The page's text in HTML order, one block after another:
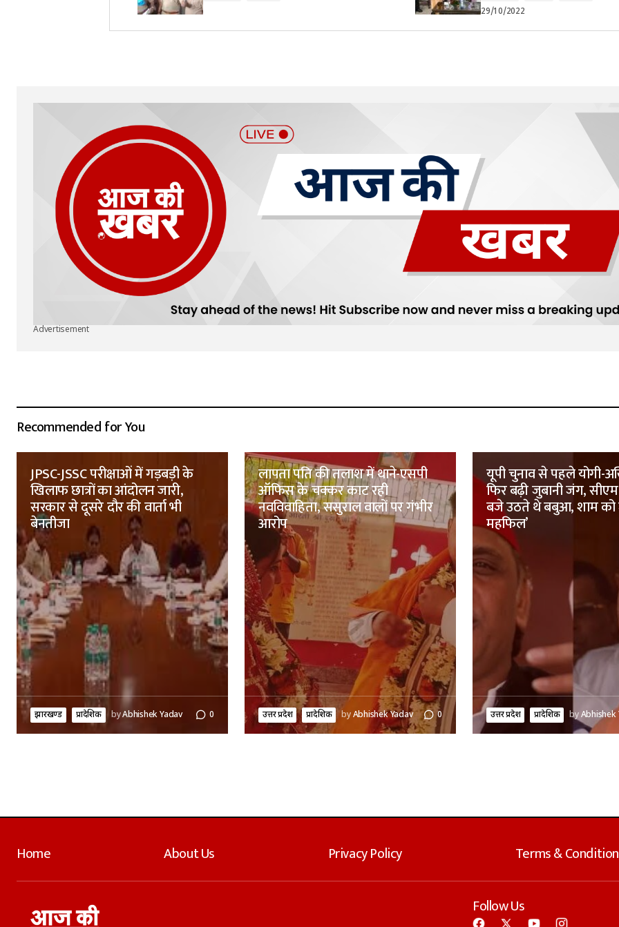
29/10/2022
Advertisement
Recommended for You
JPSC-JSSC परीक्षाओं में गड़बड़ी के
खिलाफ छात्रों का आंदोलन जारी,
सरकार से दूसरे दौर की वार्ता भी
बेनतीजा
झारखण्ड प्रादेशिक byAbhishek Yadav 0
लापता पति की तलाश में थाने-एसपी
ऑफिस के चक्कर काट रही
नवविवाहिता, ससुराल वालों पर गंभीर
आरोप
उत्तर प्रदेश प्रादेशिक byAbhishek Yadav 0
यूपी चुनाव से पहले योगी-
फिर बढ़ी जुबानी जंग, सीएम
बजे उठते थे बबुआ, शाम को
महफिल’
उत्तर प्रदेश प्रादेशिक byAbhishek
Home About Us Privacy Policy Terms &
Follow Us